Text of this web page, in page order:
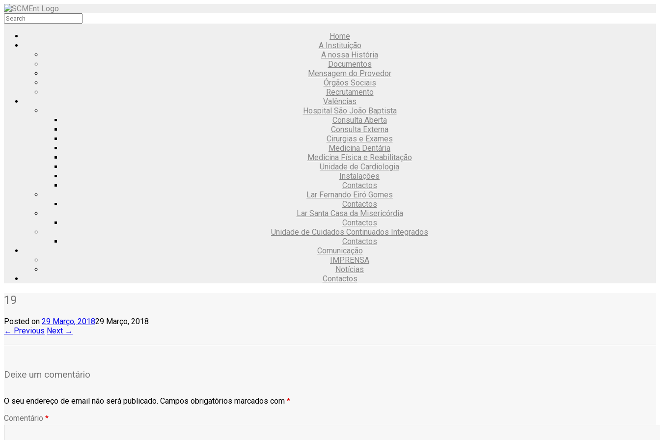
Home
A Instituição
A nossa História
Documentos
Mensagem do Provedor
Órgãos Sociais
Recrutamento
Valências
Hospital São João Baptista
Consulta Aberta
Consulta Externa
Cirurgias e Exames
Medicina Dentária
Medicina Física e Reabilitação
Unidade de Cardiologia
Instalações
Contactos
Lar Fernando Eiró Gomes
Contactos
Lar Santa Casa da Misericórdia
Contactos
Unidade de Cuidados Continuados Integrados
Contactos
Comunicação
IMPRENSA
Notícias
Contactos
19
Posted on 29 Março, 201829 Março, 2018
← Previous Next →
Deixe um comentário
O seu endereço de email não será publicado. Campos obrigatórios marcados com *
Comentário *